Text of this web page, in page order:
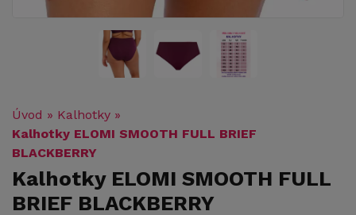
Úvod » Kalhotky »
Kalhotky ELOMI SMOOTH FULL BRIEF
BLACKBERRY
Kalhotky ELOMI SMOOTH FULL
BRIEF BLACKBERRY